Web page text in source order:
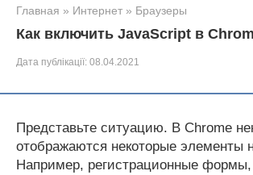
Главная » Интернет » Браузеры
Как включить JavaScript в
Дата публікації: 08.04.2021
Представьте ситуацию. В Chrome
отображаются некоторые элементы
Например, регистрационные